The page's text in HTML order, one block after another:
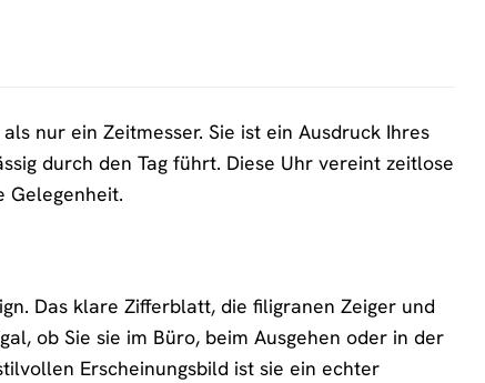
nur ein Zeitmesser. Sie ist ein Ausdruck Ihres
durch den Tag führt. Diese Uhr vereint zeitlose
Gelegenheit.
Das klare Zifferblatt, die filigranen Zeiger und
ob Sie sie im Büro, beim Ausgehen oder in der
Erscheinungsbild ist sie ein echter